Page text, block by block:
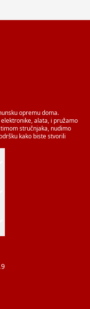
opremu doma.
alata, i pružamo
stručnjaka, nudimo
kako biste stvorili